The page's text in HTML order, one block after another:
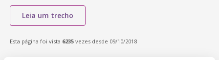
Leia um trecho
Esta página foi vista 6235 vezes desde 09/10/2018